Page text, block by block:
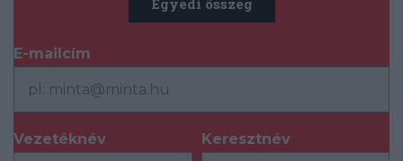
Egyedi összeg
E-mailcím
Vezetéknév Keresztnév